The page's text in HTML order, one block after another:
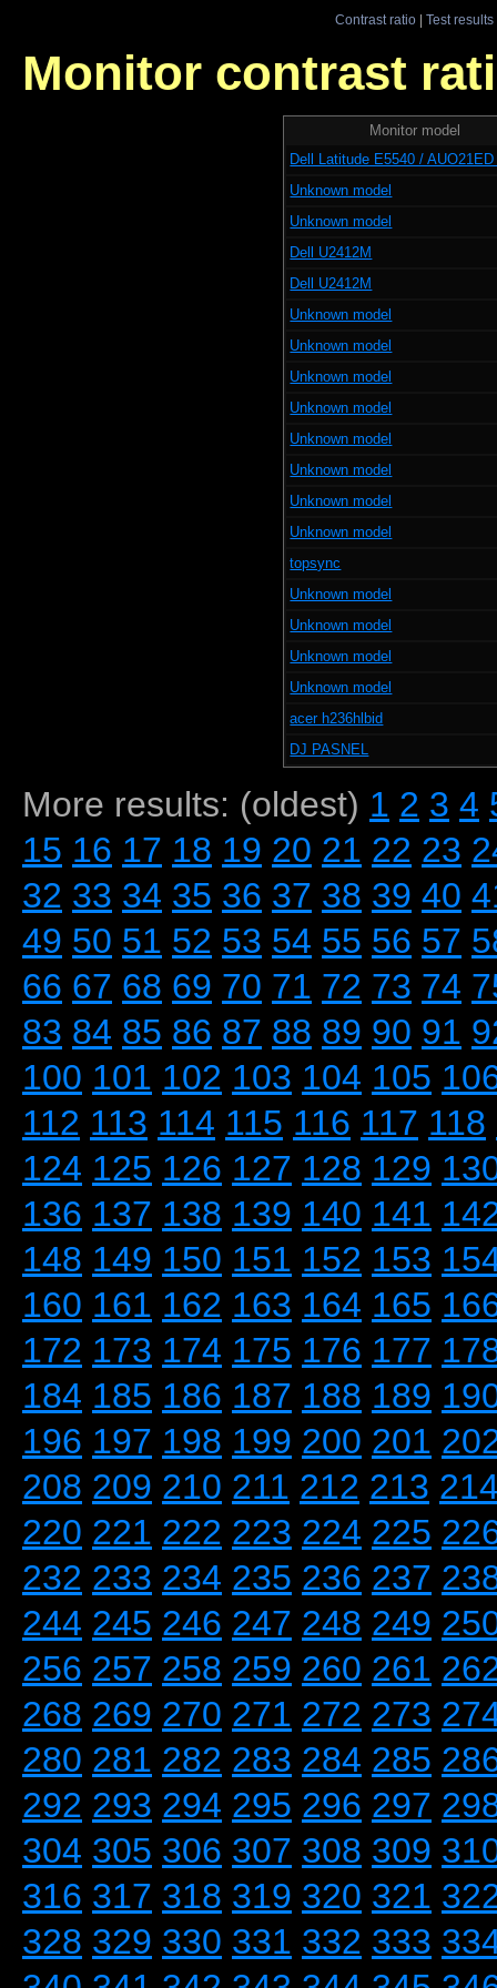
Contrast ratio| Test results
Monitor contrast
Monitor model
Dell Latitude E5540 /
Unknown model
Unknown model
Dell U2412M
Dell U2412M
Unknown model
Unknown model
Unknown model
Unknown model
Unknown model
Unknown model
Unknown model
Unknown model
topsync
Unknown model
Unknown model
Unknown model
Unknown model
acer h236hlbid
DJ PASNEL
More results: (oldest) 1 2 3 4
15 16 17 18 19 20 21 22 23
32 33 34 35 36 37 38 39 40
49 50 51 52 53 54 55 56 57
66 67 68 69 70 71 72 73 74
83 84 85 86 87 88 89 90 91
100 101 102 103 104 105
112 113 114 115 116 117 118
124 125 126 127 128 129
136 137 138 139 140 141
148 149 150 151 152 153
160 161 162 163 164 165
172 173 174 175 176 177
184 185 186 187 188 189
196 197 198 199 200 201
208 209 210 211 212 213
220 221 222 223 224 225
232 233 234 235 236 237
244 245 246 247 248 249
256 257 258 259 260 261
268 269 270 271 272 273
280 281 282 283 284 285
292 293 294 295 296 297
304 305 306 307 308 309
316 317 318 319 320 321
328 329 330 331 332 333